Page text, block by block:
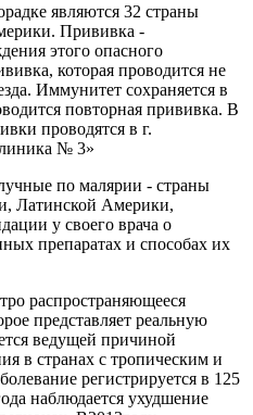
являются 32 страны
Прививка -
этого опасного
которая проводится не
Иммунитет сохраняется в
повторная прививка. В
проводятся в г.
№ 3»
по малярии - страны
Латинской Америки,
у своего врача о
препаратах и способах их
распространяющееся
представляет реальную
ведущей причиной
в странах с тропическим и
регистрируется в 125
наблюдается ухудшение